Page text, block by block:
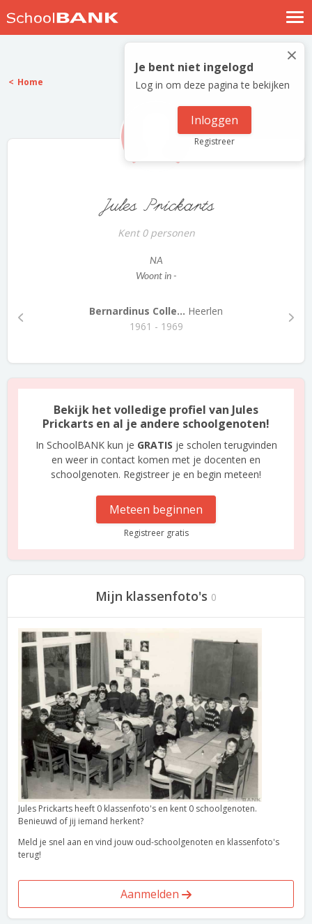
Nostalgische verhalen
Log in
Meld je gratis aan
×
Je bent niet ingelogd
Log in om deze pagina te bekijken
Inloggen
Registreer
Home
Jules Prickarts
Kent 0 personen
NA
Woont in -
Bernardinus Colle... Heerlen
1961 - 1969
Bekijk het volledige profiel van Jules
Prickarts en al je andere schoolgenoten!
In SchoolBANK kun je GRATIS je scholen terugvinden
en weer in contact komen met je docenten en
schoolgenoten. Registreer je en begin meteen!
Meteen beginnen
Registreer gratis
Mijn klassenfoto's 0
Jules Prickarts heeft 0 klassenfoto's en kent 0 schoolgenoten.
Benieuwd of jij iemand herkent?
Meld je snel aan en vind jouw oud-schoolgenoten en klassenfoto's
terug!
Aanmelden